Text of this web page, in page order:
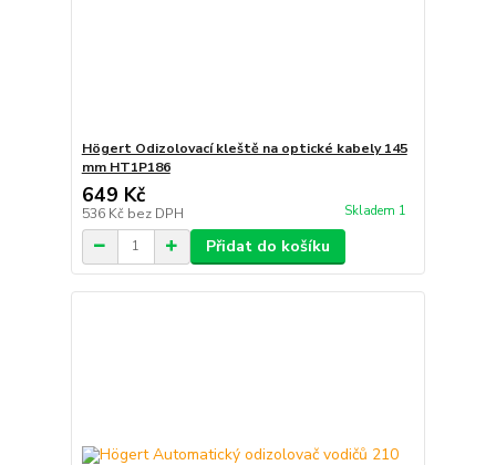
Högert Odizolovací kleště na optické kabely 145
mm HT1P186
649 Kč
536 Kč bez DPH Skladem 1
Přidat do košíku